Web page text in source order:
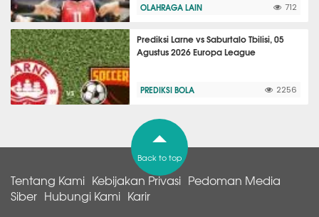
OLAHRAGA LAIN 712
Prediksi Larne vs Saburtalo Tbilisi, 05
Agustus 2026 Europa League
PREDIKSI BOLA 2256
Back to top
Tentang Kami Kebijakan Privasi Pedoman Media
Siber Hubungi Kami Karir